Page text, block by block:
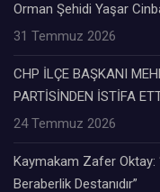
Orman Şehidi Yaşar
31 Temmuz 2026
CHP İLÇE BAŞKANI
PARTİSİNDEN İSTİFA
24 Temmuz 2026
Kaymakam Zafer Oktay:
Beraberlik Destanıdır”